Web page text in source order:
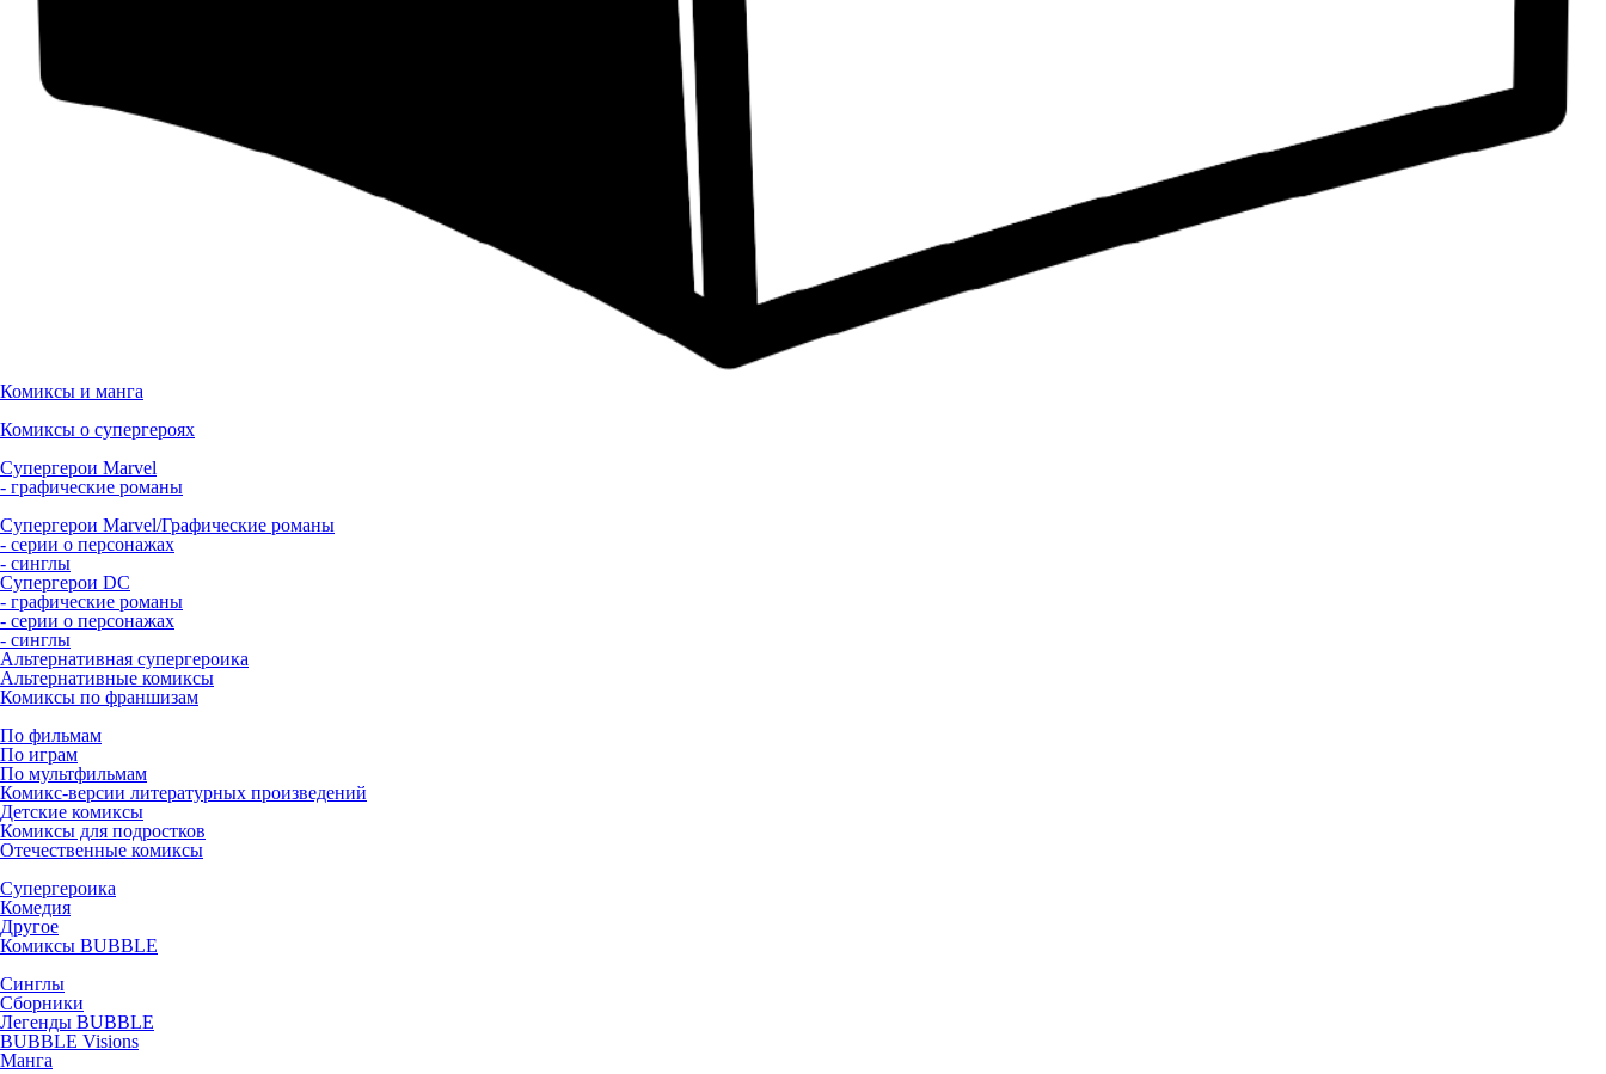
Комиксы и манга
Комиксы о супергероях
Супергерои Marvel
- графические романы
Супергерои Marvel/Графические романы
- серии о персонажах
- синглы
Супергерои DC
- графические романы
- серии о персонажах
- синглы
Альтернативная супергероика
Альтернативные комиксы
Комиксы по франшизам
По фильмам
По играм
По мультфильмам
Комикс-версии литературных произведений
Детские комиксы
Комиксы для подростков
Отечественные комиксы
Супергероика
Комедия
Другое
Комиксы BUBBLE
Синглы
Сборники
Легенды BUBBLE
BUBBLE Visions
Манга